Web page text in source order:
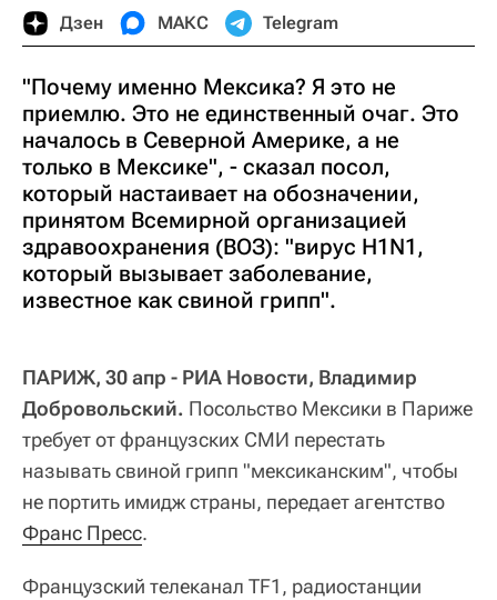
Дзен МАКС Telegram
"Почему именно Мексика? Я это не
приемлю. Это не единственный очаг. Это
началось в Северной Америке, а не
только в Мексике", - сказал посол,
который настаивает на обозначении,
принятом Всемирной организацией
здравоохранения (ВОЗ): "вирус H1N1,
который вызывает заболевание,
известное как свиной грипп".
ПАРИЖ, 30 апр - РИА Новости, Владимир
Добровольский. Посольство Мексики в Париже
требует от французских СМИ перестать
называть свиной грипп "мексиканским", чтобы
не портить имидж страны, передает агентство
Франс Пресс.
Французский телеканал TF1, радиостанции